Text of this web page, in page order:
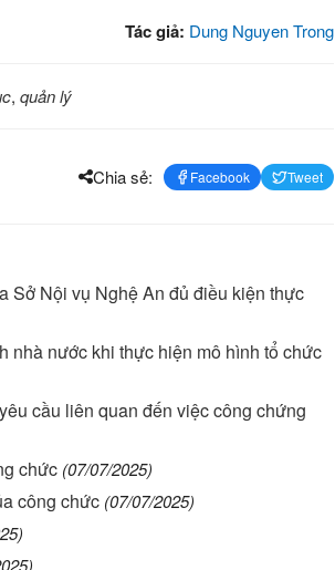
Tác giả: Dung Nguyen Trong
, quản lý
Chia sẻ: Facebook Tweet
Sở Nội vụ Nghệ An đủ điều kiện thực
nhà nước khi thực hiện mô hình tổ chức
cầu liên quan đến việc công chứng
chức (07/07/2025)
công chức (07/07/2025)